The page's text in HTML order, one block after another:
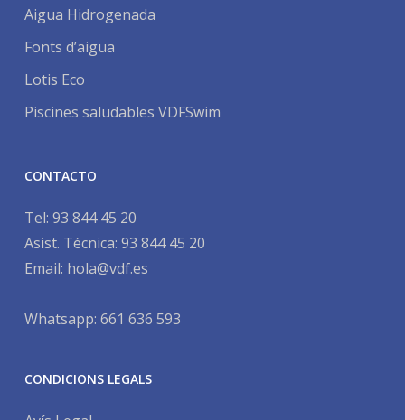
Aigua Hidrogenada
Fonts d’aigua
Lotis Eco
Piscines saludables VDFSwim
CONTACTO
Tel: 93 844 45 20
Asist. Técnica: 93 844 45 20
Email: hola@vdf.es
Whatsapp: 661 636 593
CONDICIONS LEGALS